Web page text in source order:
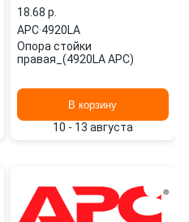
18.68 p.
APC·4920LA
Опора стойки
правая_(4920LA APC)
В корзину
10 - 13 августа